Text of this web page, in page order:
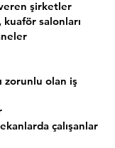
şirketler
salonları
zorunlu olan iş
çalışanlar